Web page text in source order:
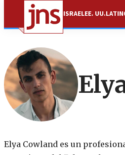
ISRAELEE. UU.
Elya Cowland es un